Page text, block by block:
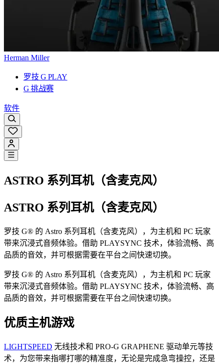
Herman Miller
罗技 G PLAY
G 挑战赛
软件
ASTRO 系列耳机（含麦克风）
ASTRO 系列耳机（含麦克风）
罗技 G® 的 Astro 系列耳机（含麦克风），为主机和 PC 玩家
带来沉浸式音频体验。借助 PLAYSYNC 技术，体验流畅、高
品质的音效，并可根据需要在平台之间快速切换。
罗技 G® 的 Astro 系列耳机（含麦克风），为主机和 PC 玩家
带来沉浸式音频体验。借助 PLAYSYNC 技术，体验流畅、高
品质的音效，并可根据需要在平台之间快速切换。
优质主机游戏
LIGHTSPEED 无线技术和 PRO-G GRAPHENE 驱动单元等技
术，为您带来指哪打哪的精准度，无论是完成急弯操控，还是